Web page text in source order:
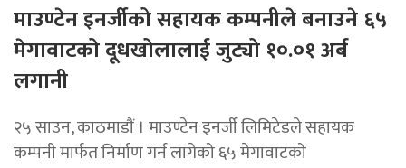
माउण्टेन इनर्जीको सहायक कम्पनीले बनाउने ६५
मेगावाटको दूधखोलालाई जुट्यो १०.०१ अर्ब
लगानी
२५ साउन, काठमाडाैं । माउण्टेन इनर्जी लिमिटेडले सहायक
कम्पनी मार्फत निर्माण गर्न लागेको ६५ मेगावाटको